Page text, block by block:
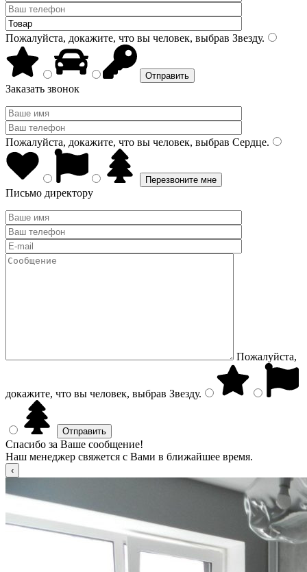
Пожалуйста, докажите, что вы человек, выбрав Звезду.
Заказать звонок
Пожалуйста, докажите, что вы человек, выбрав Сердце.
Письмо директору
Пожалуйста,
докажите, что вы человек, выбрав Звезду.
Спасибо за Ваше сообщение!
Наш менеджер свяжется с Вами в ближайшее время.